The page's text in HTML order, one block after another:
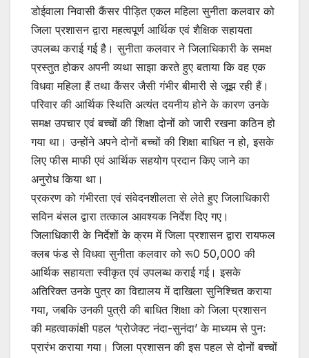
डोईवाला निवासी कैंसर पीड़ित एकल महिला सुनीता कलवार को
जिला प्रशासन द्वारा महत्वपूर्ण आर्थिक एवं शैक्षिक सहायता
उपलब्ध कराई गई है। सुनीता कलवार ने जिलाधिकारी के समक्ष
प्रस्तुत होकर अपनी व्यथा साझा करते हुए बताया कि वह एक
विधवा महिला हैं तथा कैंसर जैसी गंभीर बीमारी से जूझ रही हैं।
परिवार की आर्थिक स्थिति अत्यंत दयनीय होने के कारण उनके
समक्ष उपचार एवं बच्चों की शिक्षा दोनों को जारी रखना कठिन हो
गया था। उन्होंने अपने दोनों बच्चों की शिक्षा बाधित न हो, इसके
लिए फीस माफी एवं आर्थिक सहयोग प्रदान किए जाने का
अनुरोध किया था।
प्रकरण को गंभीरता एवं संवेदनशीलता से लेते हुए जिलाधिकारी
सविन बंसल द्वारा तत्काल आवश्यक निर्देश दिए गए।
जिलाधिकारी के निर्देशों के क्रम में जिला प्रशासन द्वारा रायफल
क्लब फंड से विधवा सुनीता कलवार को रू0 50,000 की
आर्थिक सहायता स्वीकृत एवं उपलब्ध कराई गई। इसके
अतिरिक्त उनके पुत्र का विद्यालय में दाखिला सुनिश्चित कराया
गया, जबकि उनकी पुत्री की बाधित शिक्षा को जिला प्रशासन
की महत्वाकांक्षी पहल ‘प्रोजेक्ट नंदा-सुनंदा’ के माध्यम से पुनः
प्रारंभ कराया गया। जिला प्रशासन की इस पहल से दोनों बच्चों